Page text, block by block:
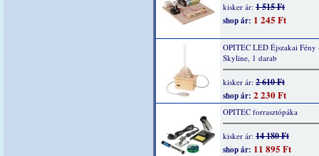
kisker ár: 1 515 Ft
shop ár: 1 245 Ft
OPITEC LED Éjszakai Fény
Skyline, 1 darab
kisker ár: 2 610 Ft
shop ár: 2 230 Ft
OPITEC forrasztópáka
kisker ár: 14 180 Ft
shop ár: 11 895 Ft